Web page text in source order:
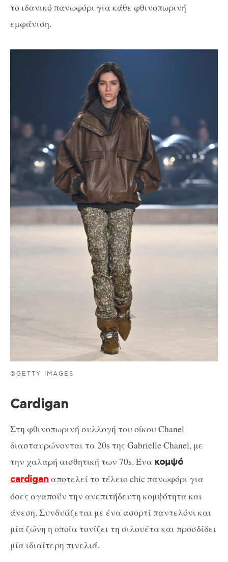
το ιδανικό πανωφόρι για κάθε φθινοπωρινή
εμφάνιση.
©GETTY IMAGES
Cardigan
Στη φθινοπωρινή συλλογή του οίκου Chanel
διασταυρώνονται τα 20s της Gabrielle Chanel, με
την χαλαρή αισθητική των 70s. Ένα κομψό
cardiganαποτελεί το τέλειο chic πανωφόρι για
όσες αγαπούν την ανεπιτήδευτη κομψότητα και
άνεση. Συνδυάζεται με ένα ασορτί παντελόνι και
μία ζώνη η οποία τονίζει τη σιλουέτα και προσδίδει
μία ιδιαίτερη πινελιά.